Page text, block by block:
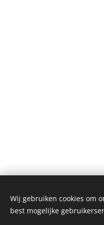
Wij gebruiken cookies om
best mogelijke